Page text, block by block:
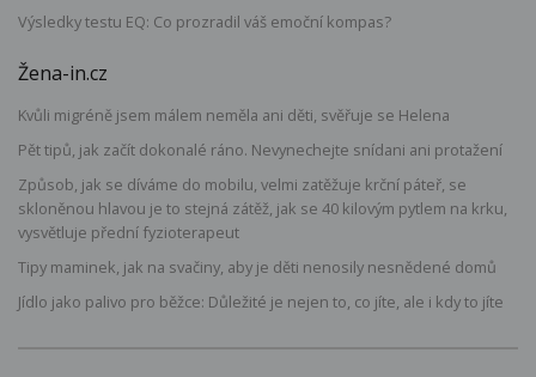
Výsledky testu EQ: Co prozradil váš emoční kompas?
Žena-in.cz
Kvůli migréně jsem málem neměla ani děti, svěřuje se Helena
Pět tipů, jak začít dokonalé ráno. Nevynechejte snídani ani protažení
Způsob, jak se díváme do mobilu, velmi zatěžuje krční páteř, se
skloněnou hlavou je to stejná zátěž, jak se 40 kilovým pytlem na krku,
vysvětluje přední fyzioterapeut
Tipy maminek, jak na svačiny, aby je děti nenosily nesnědené domů
Jídlo jako palivo pro běžce: Důležité je nejen to, co jíte, ale i kdy to jíte